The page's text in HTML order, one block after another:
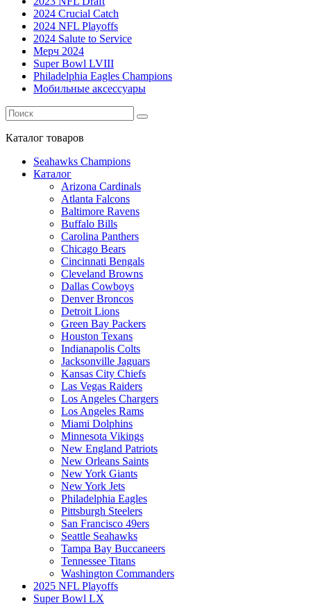
2024 Crucial Catch
2024 NFL Playoffs
2024 Salute to Service
Мерч 2024
Super Bowl LVIII
Philadelphia Eagles Champions
Мобильные аксессуары
Каталог товаров
Seahawks Champions
Каталог
Arizona Cardinals
Atlanta Falcons
Baltimore Ravens
Buffalo Bills
Carolina Panthers
Chicago Bears
Cincinnati Bengals
Cleveland Browns
Dallas Cowboys
Denver Broncos
Detroit Lions
Green Bay Packers
Houston Texans
Indianapolis Colts
Jacksonville Jaguars
Kansas City Chiefs
Las Vegas Raiders
Los Angeles Chargers
Los Angeles Rams
Miami Dolphins
Minnesota Vikings
New England Patriots
New Orleans Saints
New York Giants
New York Jets
Philadelphia Eagles
Pittsburgh Steelers
San Francisco 49ers
Seattle Seahawks
Tampa Bay Buccaneers
Tennessee Titans
Washington Commanders
2025 NFL Playoffs
Super Bowl LX